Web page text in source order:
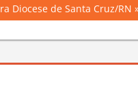
Diocese de Santa Cruz/RN